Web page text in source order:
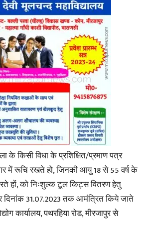
के किसी विधा के प्रशिक्षित/प्रमाण पत्र
में रूचि रखते हो, जिनकी आयु 18 से 55 वर्ष के
हों, को निःशुल्क टूल किट्स वितरण हेतु
31.07.2023 तक आमंत्रित किये जाते
कार्यालय, पथरहिया रोड, मीरजापुर से